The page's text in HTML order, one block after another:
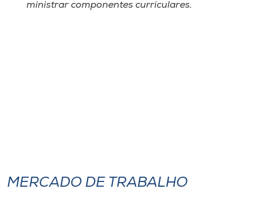
ministrar componentes curriculares.
MERCADO DE TRABALHO